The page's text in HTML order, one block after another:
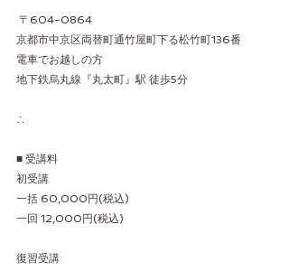
〒604-0864
京都市中京区両替町通竹屋町下る松竹町136番
電車でお越しの方
地下鉄烏丸線『丸太町』駅 徒歩5分
∴
■ 受講料
初受講
一括 60,000円(税込)
一回 12,000円(税込)
復習受講